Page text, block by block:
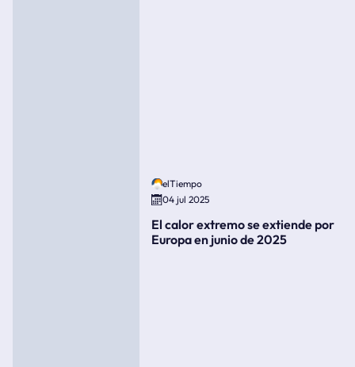
elTiempo
04 jul 2025
El calor extremo se extiende por
Europa en junio de 2025